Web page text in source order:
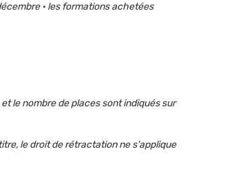
· les formations achetées
le nombre de places sont indiqués sur
le droit de rétractation ne s'applique